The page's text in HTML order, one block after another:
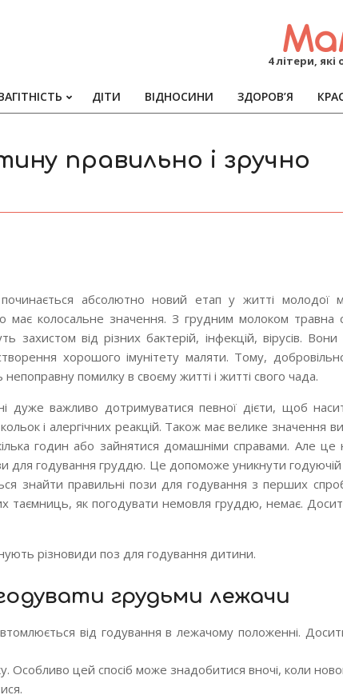
MAMA
4 літери,
ДІТИ ВІДНОСИНИ ЗДОРОВ’Я
правильно і зручно
абсолютно новий етап у житті молодої
має колосальне значення. З грудним молоком травна
захистом від різних бактерій, інфекцій, вірусів.
хорошого імунітету маляти. Тому,
помилку в своєму житті і житті свого чада.
дуже важливо дотримуватися певної дієти, щоб
і алергічних реакцій. Також має велике значення
годин або зайнятися домашніми справами. Але це
для годування груддю. Це допоможе уникнути
знайти правильні пози для годування з перших
таємниць, як погодувати немовля груддю, немає. Досить
різновиди поз для годування дитини.
грудьми лежачи
від годування в лежачому положенні.
Особливо цей спосіб може знадобитися вночі, коли